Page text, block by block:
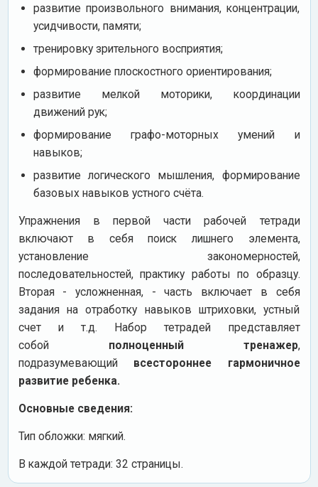
развитие произвольного внимания, концентрации,
усидчивости, памяти;
тренировку зрительного восприятия;
формирование плоскостного ориентирования;
развитие мелкой моторики, координации
движений рук;
формирование графо-моторных умений и
навыков;
развитие логического мышления, формирование
базовых навыков устного счёта.
Упражнения в первой части рабочей тетради
включают в себя поиск лишнего элемента,
установление закономерностей,
последовательностей, практику работы по образцу.
Вторая - усложненная, - часть включает в себя
задания на отработку навыков штриховки, устный
счет и т.д. Набор тетрадей представляет
собой
полноценный тренажер,
подразумевающий
всестороннее гармоничное
развитие ребенка.
Основные сведения:
Тип обложки: мягкий.
В каждой тетради: 32 страницы.